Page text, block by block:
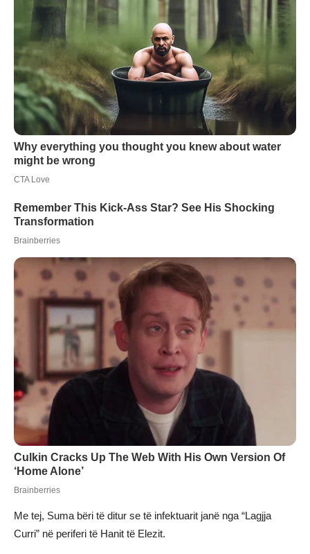
Me tej, Suma bëri të ditur se të infektuarit janë nga “Lagjja
Curri” në periferi të Hanit të Elezit.